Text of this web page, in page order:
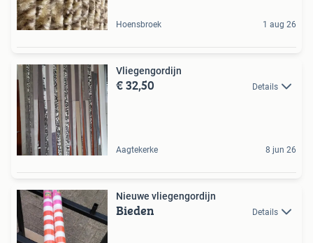
Hoensbroek 1 aug 26
Vliegengordijn
€ 32,50 Details
Aagtekerke 8 jun 26
Nieuwe vliegengordijn
Bieden Details